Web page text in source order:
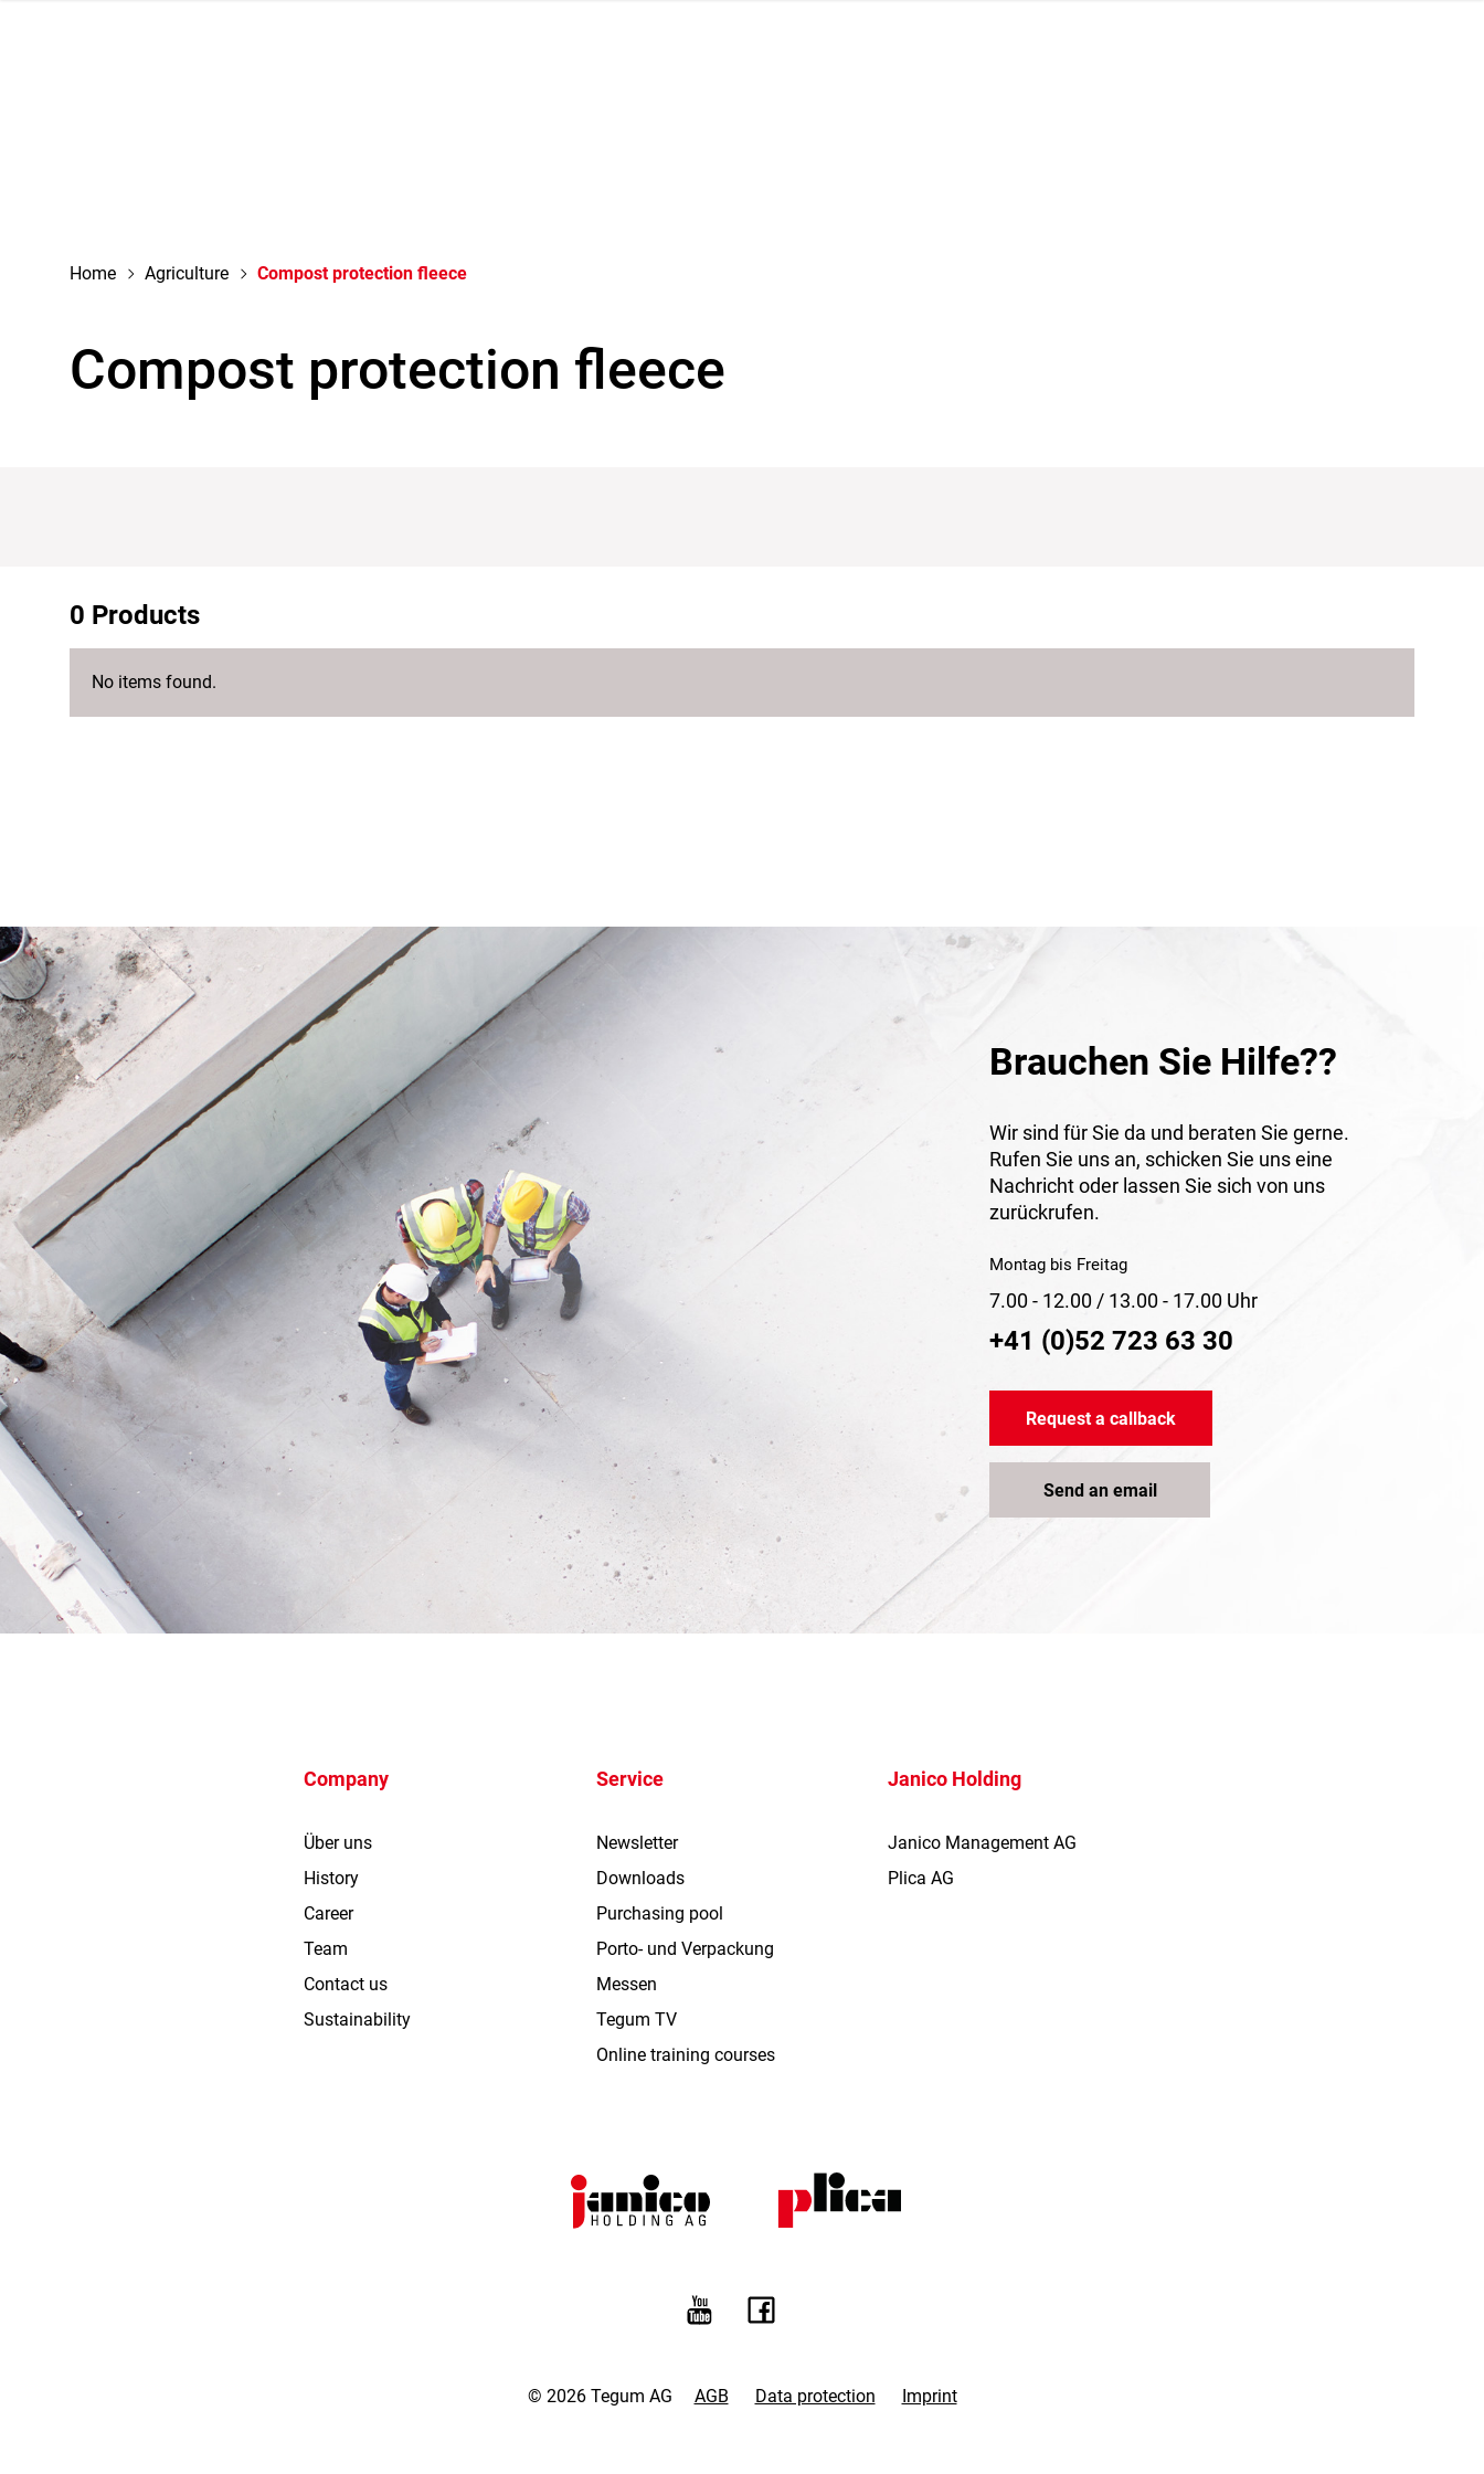
Home Agriculture Compost protection fleece
Compost protection fleece
0 Products
No items found.
Brauchen Sie Hilfe??
Wir sind für Sie da und beraten Sie gerne.
Rufen Sie uns an, schicken Sie uns eine
Nachricht oder lassen Sie sich von uns
zurückrufen.
Montag bis Freitag
7.00 - 12.00 / 13.00 - 17.00 Uhr
+41 (0)52 723 63 30
Request a callback
Send an email
Company
Über uns
History
Career
Team
Contact us
Sustainability
Service
Newsletter
Downloads
Purchasing pool
Porto- und Verpackung
Messen
Tegum TV
Online training courses
Janico Holding
Janico Management AG
Plica AG
AGB Data protection Imprint
© 2026 Tegum AG